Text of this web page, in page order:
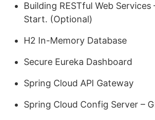
Building RESTful Web Services
Start. (Optional)
H2 In-Memory Database
Secure Eureka Dashboard
Spring Cloud API Gateway
Spring Cloud Config Server –